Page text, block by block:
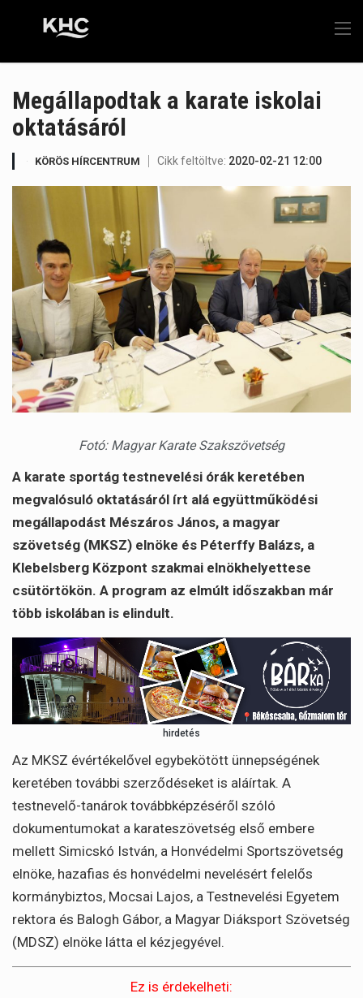
Megállapodtak a karate iskolai
oktatásáról
KÖRÖS HÍRCENTRUM Cikk feltöltve: 2020-02-21 12:00
Fotó: Magyar Karate Szakszövetség
A karate sportág testnevelési órák keretében
megvalósuló oktatásáról írt alá együttműködési
megállapodást Mészáros János, a magyar
szövetség (MKSZ) elnöke és Péterffy Balázs, a
Klebelsberg Központ szakmai elnökhelyettese
csütörtökön. A program az elmúlt időszakban már
több iskolában is elindult.
hirdetés
Az MKSZ évértékelővel egybekötött ünnepségének
keretében további szerződéseket is aláírtak. A
testnevelő-tanárok továbbképzéséről szóló
dokumentumokat a karateszövetség első embere
mellett Simicskó István, a Honvédelmi Sportszövetség
elnöke, hazafias és honvédelmi nevelésért felelős
kormánybiztos, Mocsai Lajos, a Testnevelési Egyetem
rektora és Balogh Gábor, a Magyar Diáksport Szövetség
(MDSZ) elnöke látta el kézjegyével.
Ez is érdekelheti: